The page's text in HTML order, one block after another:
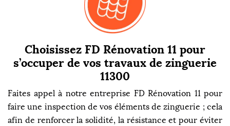
Choisissez FD Rénovation 11 pour
s’occuper de vos travaux de zinguerie
11300
Faites appel à notre entreprise FD Rénovation 11 pour
faire une inspection de vos éléments de zinguerie ; cela
afin de renforcer la solidité, la résistance et pour éviter